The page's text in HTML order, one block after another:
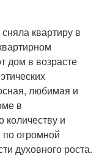
квартиру в
дом в возрасте
любимая и
в
количеству и
огромной
духовного роста.